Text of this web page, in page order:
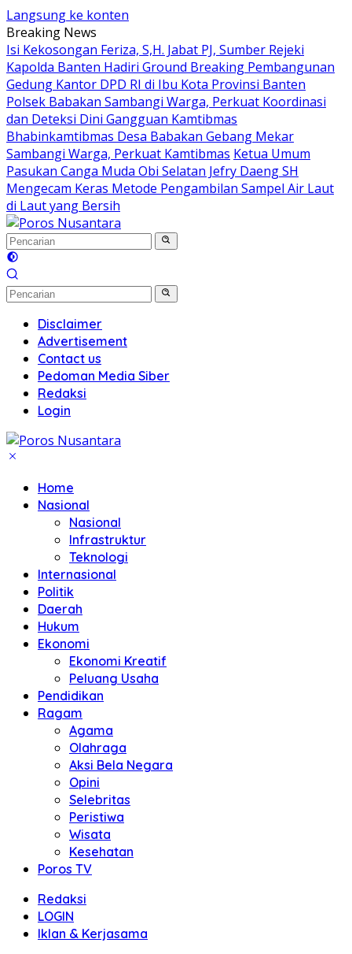
Langsung ke konten
Breaking News
Isi Kekosongan Feriza, S,H. Jabat PJ, Sumber Rejeki
Kapolda Banten Hadiri Ground Breaking Pembangunan
Gedung Kantor DPD RI di Ibu Kota Provinsi Banten
Polsek Babakan Sambangi Warga, Perkuat Koordinasi
dan Deteksi Dini Gangguan Kamtibmas
Bhabinkamtibmas Desa Babakan Gebang Mekar
Sambangi Warga, Perkuat Kamtibmas Ketua Umum
Pasukan Canga Muda Obi Selatan Jefry Daeng SH
Mengecam Keras Metode Pengambilan Sampel Air Laut
di Laut yang Bersih
Disclaimer
Advertisement
Contact us
Pedoman Media Siber
Redaksi
Login
Home
Nasional
Nasional
Infrastruktur
Teknologi
Internasional
Politik
Daerah
Hukum
Ekonomi
Ekonomi Kreatif
Peluang Usaha
Pendidikan
Ragam
Agama
Olahraga
Aksi Bela Negara
Opini
Selebritas
Peristiwa
Wisata
Kesehatan
Poros TV
Redaksi
LOGIN
Iklan & Kerjasama